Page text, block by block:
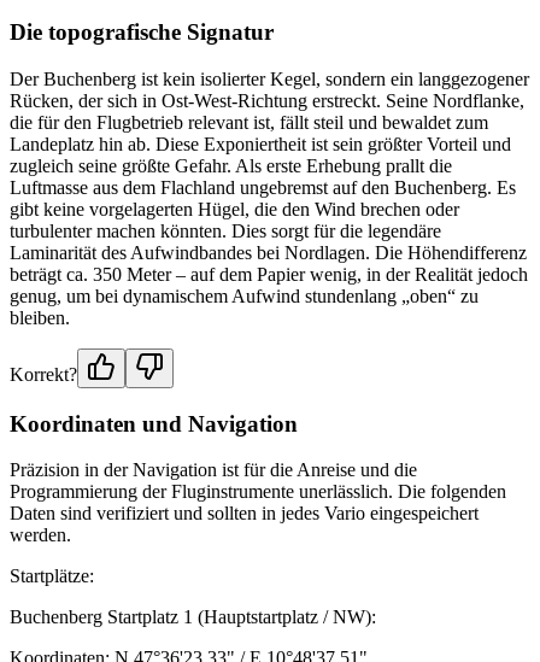
Die topografische Signatur
Der Buchenberg ist kein isolierter Kegel, sondern ein langgezogener
Rücken, der sich in Ost-West-Richtung erstreckt. Seine Nordflanke,
die für den Flugbetrieb relevant ist, fällt steil und bewaldet zum
Landeplatz hin ab. Diese Exponiertheit ist sein größter Vorteil und
zugleich seine größte Gefahr. Als erste Erhebung prallt die
Luftmasse aus dem Flachland ungebremst auf den Buchenberg. Es
gibt keine vorgelagerten Hügel, die den Wind brechen oder
turbulenter machen könnten. Dies sorgt für die legendäre
Laminarität des Aufwindbandes bei Nordlagen. Die Höhendifferenz
beträgt ca. 350 Meter – auf dem Papier wenig, in der Realität jedoch
genug, um bei dynamischem Aufwind stundenlang „oben“ zu
bleiben.
Korrekt?
Koordinaten und Navigation
Präzision in der Navigation ist für die Anreise und die
Programmierung der Fluginstrumente unerlässlich. Die folgenden
Daten sind verifiziert und sollten in jedes Vario eingespeichert
werden.
Startplätze:
Buchenberg Startplatz 1 (Hauptstartplatz / NW):